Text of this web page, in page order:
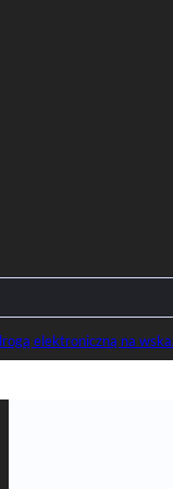
elektroniczną na